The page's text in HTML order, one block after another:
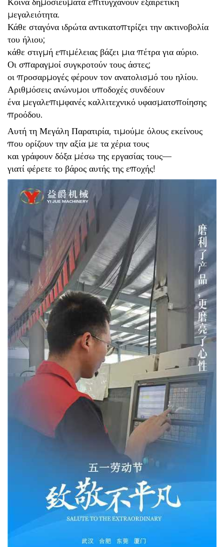
μεγαλειότητα.
Κάθε σταγόνα ιδρώτα αντικατοπτρίζει την ακτινοβολία
του ήλιου;
κάθε στιγμή επιμέλειας βάζει μια πέτρα για αύριο.
Οι σπαραγμοί συγκροτούν τους άστες;
οι προσαρμογές φέρουν τον ανατολισμό του ηλίου.
Αριθμόσεις ανώνυμοι υποδοχές συνδέουν
ένα μεγαλεπιμφανές καλλιτεχνικό υφασματοποίησης
προόδου.
Αυτή τη Μεγάλη Παρατιρία, τιμούμε όλους εκείνους
που ορίζουν την αξία με τα χέρια τους
και γράφουν δόξα μέσω της εργασίας τους—
γιατί φέρετε το βάρος αυτής της εποχής!